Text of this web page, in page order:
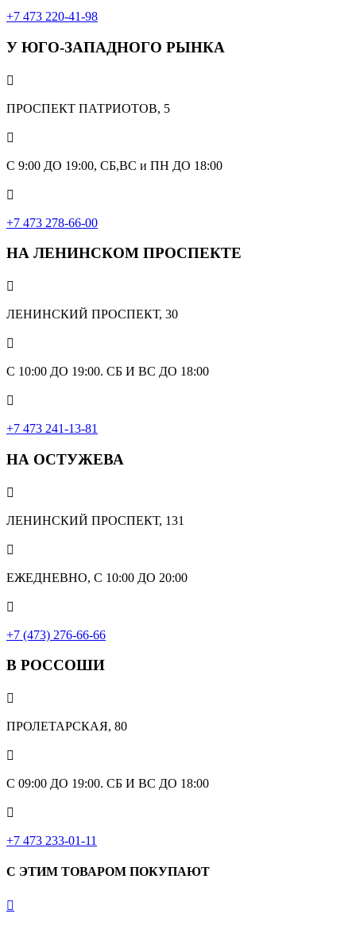
+7 473 220-41-98
У ЮГО-ЗАПАДНОГО РЫНКА

ПРОСПЕКТ ПАТРИОТОВ, 5

С 9:00 ДО 19:00, СБ,ВС и ПН ДО 18:00

+7 473 278-66-00
НА ЛЕНИНСКОМ ПРОСПЕКТЕ

ЛЕНИНСКИЙ ПРОСПЕКТ, 30

С 10:00 ДО 19:00. СБ И ВС ДО 18:00

+7 473 241-13-81
НА ОСТУЖЕВА

ЛЕНИНСКИЙ ПРОСПЕКТ, 131

ЕЖЕДНЕВНО, С 10:00 ДО 20:00

+7 (473) 276-66-66
В РОССОШИ

ПРОЛЕТАРСКАЯ, 80

С 09:00 ДО 19:00. СБ И ВС ДО 18:00

+7 473 233-01-11
С ЭТИМ ТОВАРОМ ПОКУПАЮТ
